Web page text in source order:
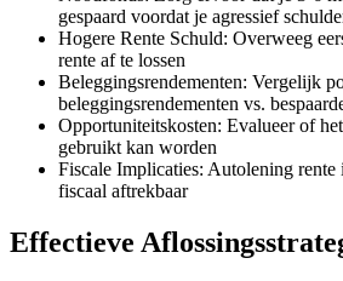
gespaard voordat je agressief
Hogere Rente Schuld: Overweeg
rente af te lossen
Beleggingsrendementen: Vergelijk
beleggingsrendementen vs.
Opportuniteitskosten: Evalueer of
gebruikt kan worden
Fiscale Implicaties: Autolening rente
fiscaal aftrekbaar
Effectieve